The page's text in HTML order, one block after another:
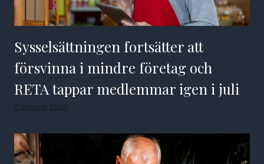
Sysselsättningen fortsätter att
försvinna i mindre företag och
RETA tappar medlemmar igen i juli
6 augusti 2026